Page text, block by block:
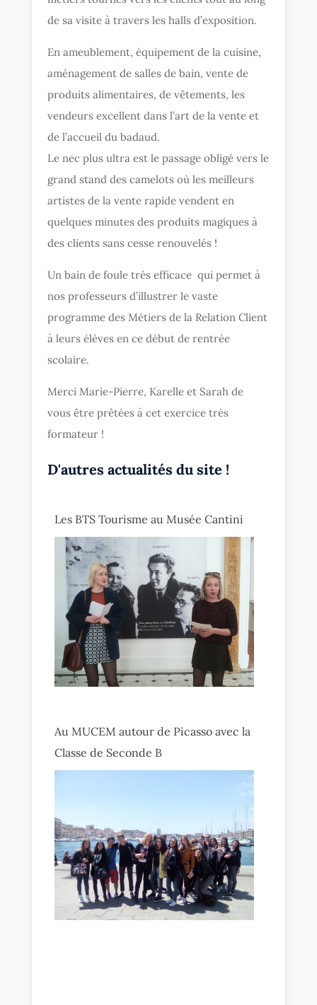
de sa visite à travers les halls d’exposition.
En ameublement, équipement de la cuisine,
aménagement de salles de bain, vente de
produits alimentaires, de vêtements, les
vendeurs excellent dans l’art de la vente et
de l’accueil du badaud.
Le nec plus ultra est le passage obligé vers le
grand stand des camelots où les meilleurs
artistes de la vente rapide vendent en
quelques minutes des produits magiques à
des clients sans cesse renouvelés !
Un bain de foule très efficace qui permet à
nos professeurs d’illustrer le vaste
programme des Métiers de la Relation Client
à leurs élèves en ce début de rentrée
scolaire.
Merci Marie-Pierre, Karelle et Sarah de
vous être prêtées à cet exercice très
formateur !
D'autres actualités du site !
Les BTS Tourisme au Musée Cantini
Au MUCEM autour de Picasso avec la
Classe de Seconde B